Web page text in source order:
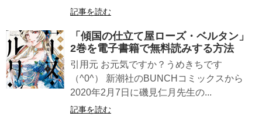
記事を読む
「傾国の仕立て屋ローズ・ベルタン」
2巻を電子書籍で無料読みする方法
引用元 お元気ですか？うめきちです
（^0^） 新潮社のBUNCHコミックスから
2020年2月7日に磯見仁月先生の...
記事を読む